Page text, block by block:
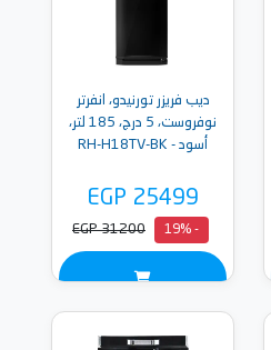
ديب فريزر تورنيدو، انفرتر
نوفروست، 5 درج، 185 لتر،
أسود - RH-H18TV-BK
EGP 25499
- 19%
EGP 31200